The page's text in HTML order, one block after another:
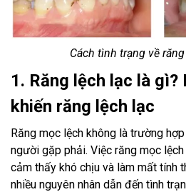
Cách tình trạng về
1. Răng lệch lạc là gì?
khiến răng lệch lạc
Răng mọc lệch không là trường
người gặp phải. Việc răng mọc
cảm thấy khó chịu và làm mất tính
nhiều nguyên nhân dẫn đến tình